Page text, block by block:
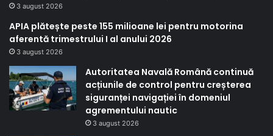
3 august 2026
APIA plătește peste 155 milioane lei pentru motorina
aferentă trimestrului I al anului 2026
3 august 2026
Autoritatea Navală Română continuă
acțiunile de control pentru creșterea
siguranței navigației în domeniul
agrementului nautic
3 august 2026